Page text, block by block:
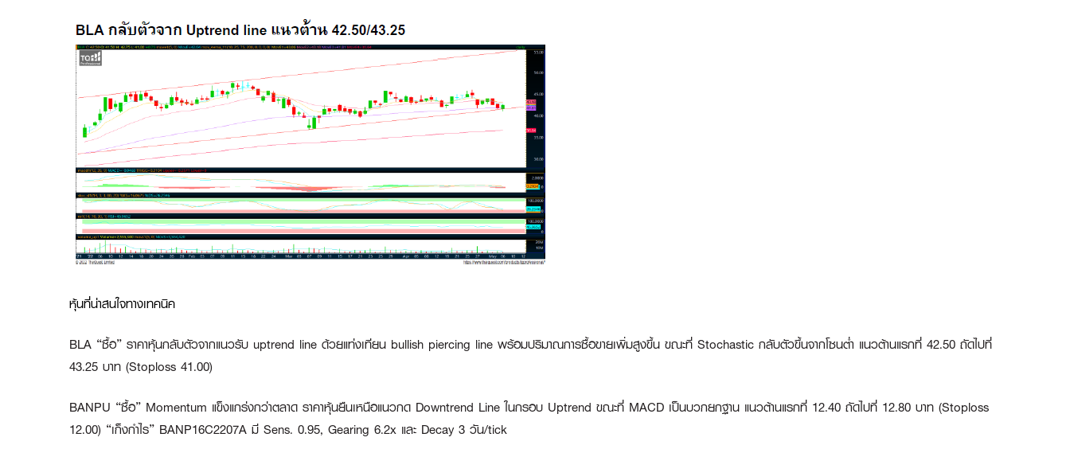
หุ้นที่น่าสนใจทางเทคนิค
BLA “ซื้อ” ราคาหุ้นกลับตัวจากแนวรับ uptrend line ด้วยแท่งเทียน bullish piercing line พร้อมปริมาณการซื้อขายเพิ่มสูงขึ้น ขณะที่ Stochastic กลับตัวขึ้นจากโซนต่ำ แนวต้านแรกที่ 42.50 ถัดไปที่
43.25 บาท (Stoploss 41.00)
BANPU “ซื้อ” Momentum แข็งแกร่งกว่าตลาด ราคาหุ้นยืนเหนือแนวกด Downtrend Line ในกรอบ Uptrend ขณะที่ MACD เป็นบวกยกฐาน แนวต้านแรกที่ 12.40 ถัดไปที่ 12.80 บาท (Stoploss
12.00) “เก็งกำไร” BANP16C2207A มี Sens. 0.95, Gearing 6.2x และ Decay 3 วัน/tick